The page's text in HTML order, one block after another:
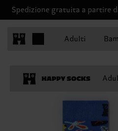
Spedizione gratuita a partire
Adulti